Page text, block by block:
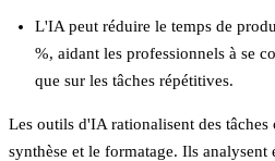
L'IA peut réduire le temps de
%, aidant les professionnels à se
que sur les tâches répétitives.
Les outils d'IA rationalisent des
synthèse et le formatage. Ils